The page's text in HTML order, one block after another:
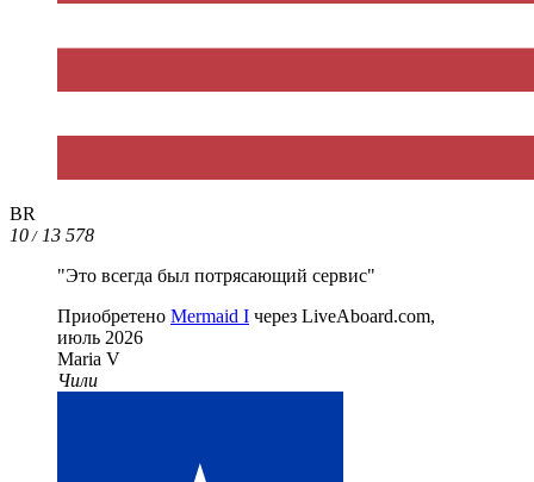
BR
10/13 578
"Это всегда был потрясающий сервис"
Приобретено Mermaid I через LiveAboard.com,
июль 2026
Maria V
Чили